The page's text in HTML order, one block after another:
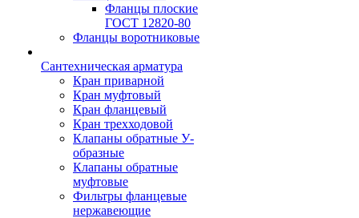
Фланцы плоские
ГОСТ 12820-80
Фланцы воротниковые
Сантехническая арматура
Кран приварной
Кран муфтовый
Кран фланцевый
Кран трехходовой
Клапаны обратные У-
образные
Клапаны обратные
муфтовые
Фильтры фланцевые
нержавеющие